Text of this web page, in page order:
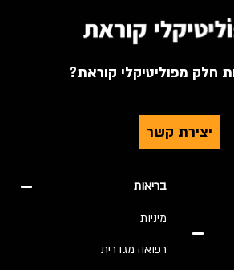
חלק מפוליטיקלי קוראת?
יצירת קשר
בריאות
מיניות
רפואה מגדרית